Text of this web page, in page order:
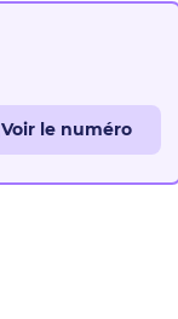
Voir le numéro